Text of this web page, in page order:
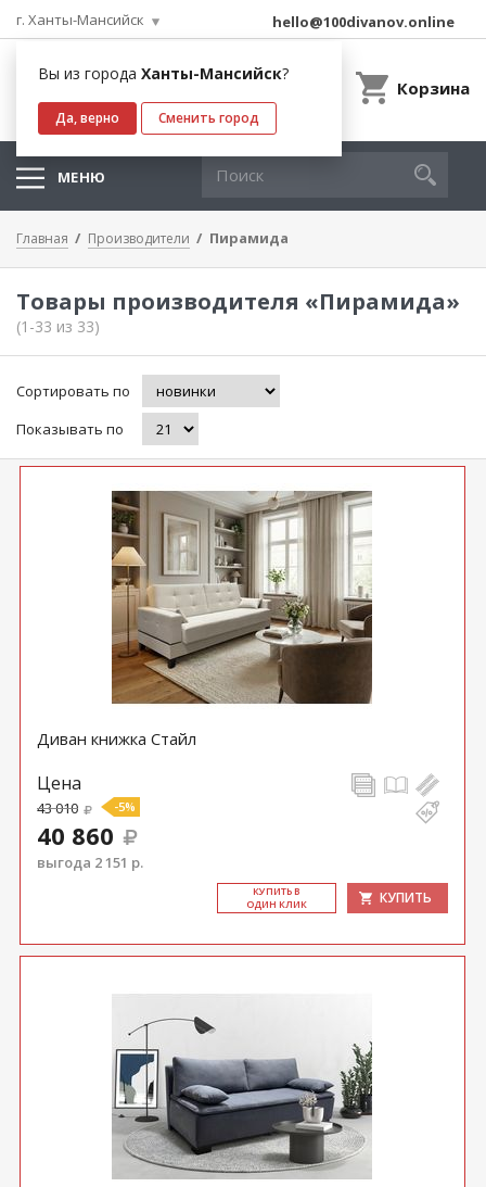
г. Ханты-Мансийск
Вы из города Ханты-Мансийск?
Да, верно Сменить город
hello@100divanov.online
Корзина
МЕНЮ
Главная Производители Пирамида
Товары производителя «Пирамида»
(1-33 из 33)
Сортировать по
Показывать по
Диван книжка Стайл
Цена
43 010 -5%
40 860
выгода 2 151 р.
КУ­ПИТЬ В
ОДИН КЛИК
КУПИТЬ